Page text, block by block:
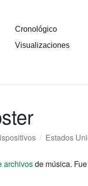
Cronológico
Visualizaciones
/ Estados
archivosde música.